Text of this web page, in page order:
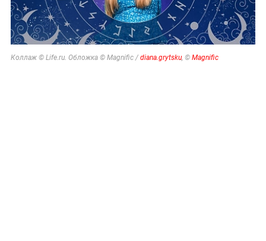
Коллаж © Life.ru. Обложка © Magnific / diana.grytsku, © Magnific